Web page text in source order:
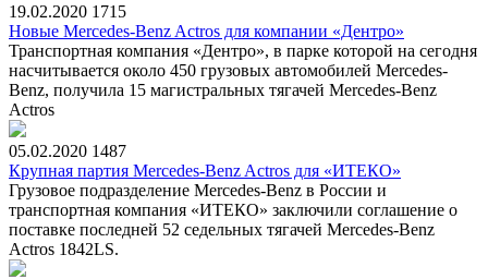
19.02.2020 1715
Новые Mercedes-Benz Actros для компании «Дентро»
Транспортная компания «Дентро», в парке которой на сегодня
насчитывается около 450 грузовых автомобилей Mercedes-
Benz, получила 15 магистральных тягачей Mercedes-Benz
Actros
05.02.2020 1487
Крупная партия Mercedes-Benz Actros для «ИТЕКО»
Грузовое подразделение Mercedes-Benz в России и
транспортная компания «ИТЕКО» заключили соглашение о
поставке последней 52 седельных тягачей Mercedes-Benz
Actros 1842LS.